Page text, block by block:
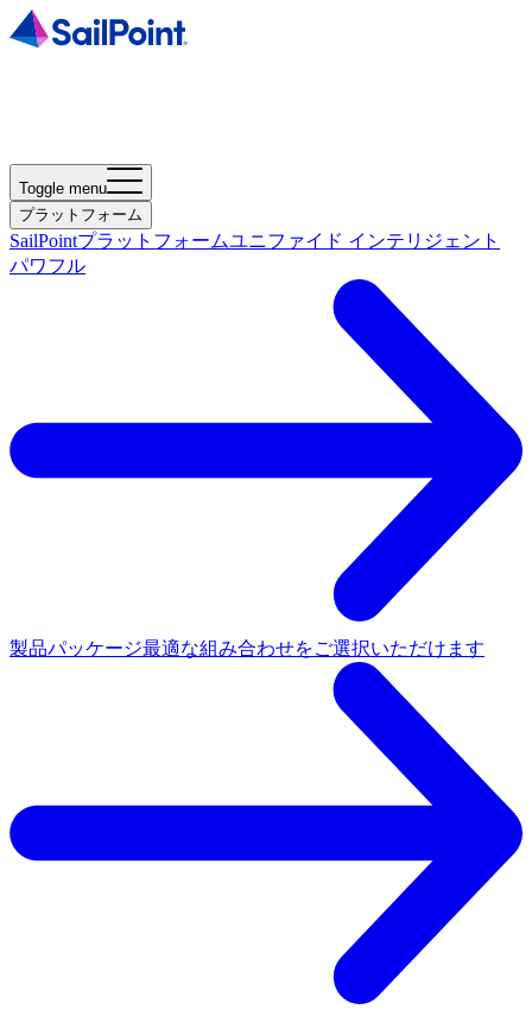
Toggle menu
プラットフォーム
SailPointプラットフォームユニファイド インテリジェント
パワフル
製品パッケージ最適な組み合わせをご選択いただけます